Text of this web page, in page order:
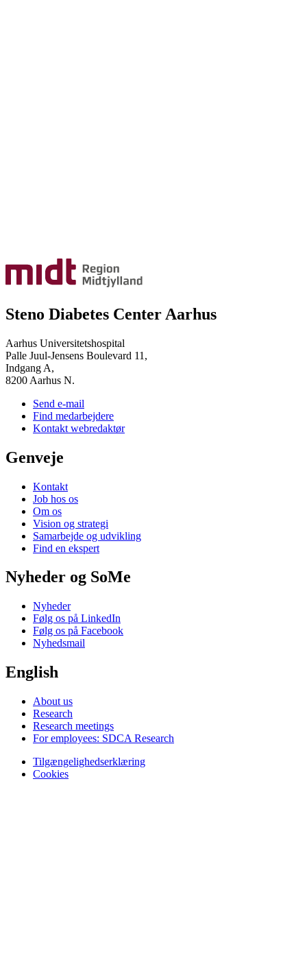
Steno Diabetes Center Aarhus
Aarhus Universitetshospital
Palle Juul-Jensens Boulevard 11,
Indgang A,
8200 Aarhus N.
Send e-mail
Find medarbejdere
Kontakt webredaktør
Genveje
Kontakt
Job hos os
Om os
Vision og strategi
Samarbejde og udvikling
Find en ekspert
Nyheder og SoMe
Nyheder
Følg os på LinkedIn
Følg os på Facebook
Nyhedsmail
English
About us
Research
Research meetings
For employees: SDCA Research
Tilgængelighedserklæring
Cookies